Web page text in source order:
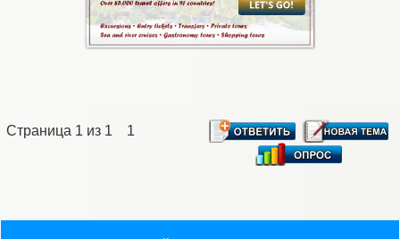
Страница 1 из 1 1